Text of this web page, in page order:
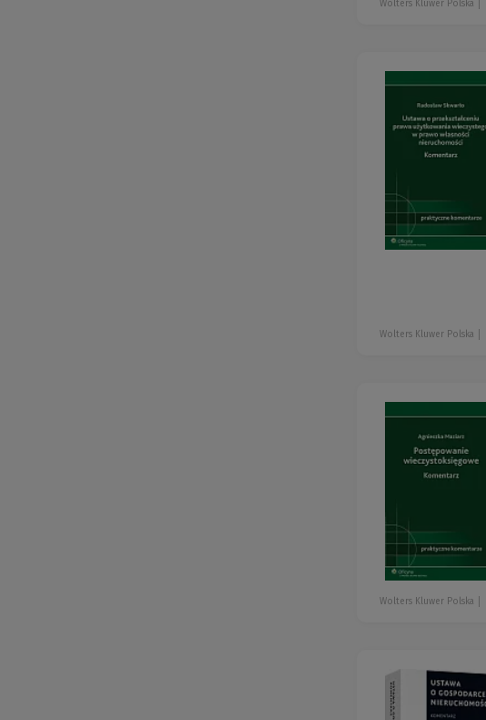
Wolters Kluwer Polska
Wolters Kluwer Polska
Wolters Kluwer Polska